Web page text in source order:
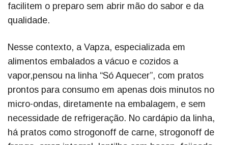
facilitem o preparo sem abrir mão do sabor e da
qualidade.
Nesse contexto, a Vapza, especializada em
alimentos embalados a vácuo e cozidos a
vapor,pensou na linha “Só Aquecer”, com pratos
prontos para consumo em apenas dois minutos no
micro-ondas, diretamente na embalagem, e sem
necessidade de refrigeração. No cardápio da linha,
há pratos como strogonoff de carne, strogonoff de